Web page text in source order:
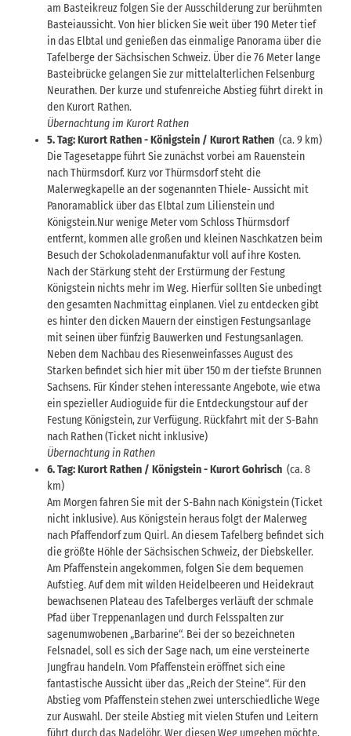
am Basteikreuz folgen Sie der Ausschilderung zur berühmten
Basteiaussicht. Von hier blicken Sie weit über 190 Meter tief
in das Elbtal und genießen das einmalige Panorama über die
Tafelberge der Sächsischen Schweiz. Über die 76 Meter lange
Basteibrücke gelangen Sie zur mittelalterlichen Felsenburg
Neurathen. Der kurze und stufenreiche Abstieg führt direkt in
den Kurort Rathen.
Übernachtung im Kurort Rathen
5. Tag: Kurort Rathen - Königstein / Kurort Rathen (ca. 9 km)
Die Tagesetappe führt Sie zunächst vorbei am Rauenstein
nach Thürmsdorf. Kurz vor Thürmsdorf steht die
Malerwegkapelle an der sogenannten Thiele- Aussicht mit
Panoramablick über das Elbtal zum Lilienstein und
Königstein.Nur wenige Meter vom Schloss Thürmsdorf
entfernt, kommen alle großen und kleinen Naschkatzen beim
Besuch der Schokoladenmanufaktur voll auf ihre Kosten.
Nach der Stärkung steht der Erstürmung der Festung
Königstein nichts mehr im Weg. Hierfür sollten Sie unbedingt
den gesamten Nachmittag einplanen. Viel zu entdecken gibt
es hinter den dicken Mauern der einstigen Festungsanlage
mit seinen über fünfzig Bauwerken und Festungsanlagen.
Neben dem Nachbau des Riesenweinfasses August des
Starken befindet sich hier mit über 150 m der tiefste Brunnen
Sachsens. Für Kinder stehen interessante Angebote, wie etwa
ein spezieller Audioguide für die Entdeckungstour auf der
Festung Königstein, zur Verfügung. Rückfahrt mit der S-Bahn
nach Rathen (Ticket nicht inklusive)
Übernachtung in Rathen
6. Tag: Kurort Rathen / Königstein - Kurort Gohrisch (ca. 8
km)
Am Morgen fahren Sie mit der S-Bahn nach Königstein (Ticket
nicht inklusive). Aus Königstein heraus folgt der Malerweg
nach Pfaffendorf zum Quirl. An diesem Tafelberg befindet sich
die größte Höhle der Sächsischen Schweiz, der Diebskeller.
Am Pfaffenstein angekommen, folgen Sie dem bequemen
Aufstieg. Auf dem mit wilden Heidelbeeren und Heidekraut
bewachsenen Plateau des Tafelberges verläuft der schmale
Pfad über Treppenanlagen und durch Felsspalten zur
sagenumwobenen „Barbarine“. Bei der so bezeichneten
Felsnadel, soll es sich der Sage nach, um eine versteinerte
Jungfrau handeln. Vom Pfaffenstein eröffnet sich eine
fantastische Aussicht über das „Reich der Steine“. Für den
Abstieg vom Pfaffenstein stehen zwei unterschiedliche Wege
zur Auswahl. Der steile Abstieg mit vielen Stufen und Leitern
führt durch das Nadelöhr. Wer diesen Weg umgehen möchte,